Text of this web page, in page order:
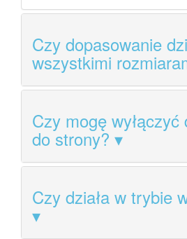
Czy dopasowanie
wszystkimi
Czy mogę
do strony?
Czy działa w trybie